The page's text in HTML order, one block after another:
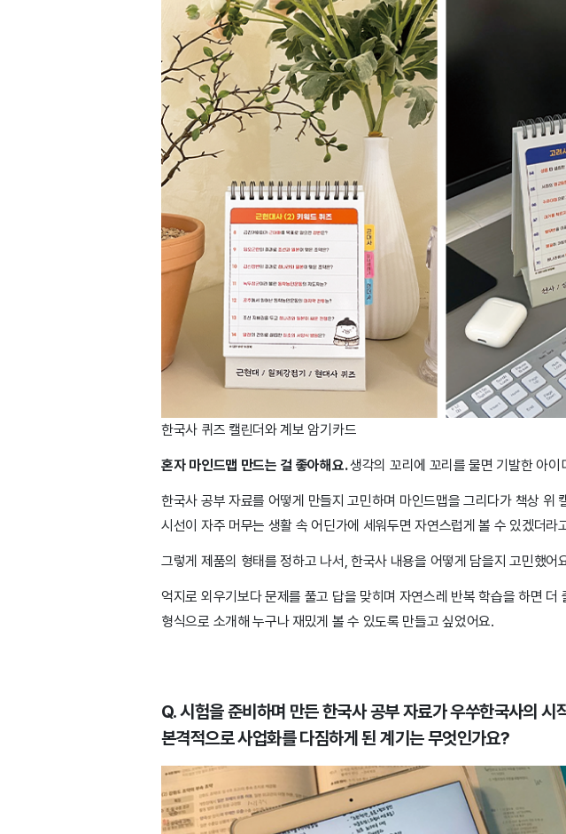
한국사 퀴즈 캘린더와 계보 암기카드
혼자 마인드맵 만드는 걸 좋아해요.생각의 꼬리에 꼬리를 물면 기발한 아
한국사 공부 자료를 어떻게 만들지 고민하며 마인드맵을 그리다가 책상 위
시선이 자주 머무는 생활 속 어딘가에 세워두면 자연스럽게 볼 수 있겠더
그렇게 제품의 형태를 정하고 나서, 한국사 내용을 어떻게 담을지 고민했어
억지로 외우기보다 문제를 풀고 답을 맞히며 자연스레 반복 학습을 하면
형식으로 소개해 누구나 재밌게 볼 수 있도록 만들고 싶었어요.
Q. 시험을 준비하며 만든 한국사 공부 자료가 우쑤한국사의 시
본격적으로 사업화를 다짐하게 된 계기는 무엇인가요?